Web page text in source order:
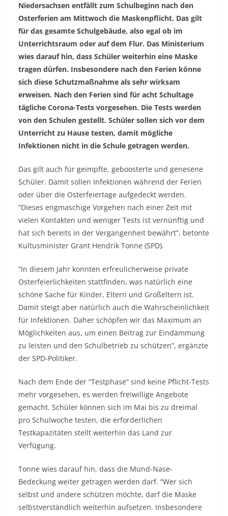
Niedersachsen entfällt zum Schulbeginn nach den
Osterferien am Mittwoch die Maskenpflicht. Das gilt
für das gesamte Schulgebäude, also egal ob im
Unterrichtsraum oder auf dem Flur. Das Ministerium
wies darauf hin, dass Schüler weiterhin eine Maske
tragen dürfen. Insbesondere nach den Ferien könne
sich diese Schutzmaßnahme als sehr wirksam
erweisen. Nach den Ferien sind für acht Schultage
tägliche Corona-Tests vorgesehen. Die Tests werden
von den Schulen gestellt. Schüler sollen sich vor dem
Unterricht zu Hause testen, damit mögliche
Infektionen nicht in die Schule getragen werden.
Das gilt auch für geimpfte, geboosterte und genesene
Schüler. Damit sollen Infektionen während der Ferien
oder über die Osterfeiertage aufgedeckt werden.
“Dieses engmaschige Vorgehen nach einer Zeit mit
vielen Kontakten und weniger Tests ist vernünftig und
hat sich bereits in der Vergangenheit bewährt”, betonte
Kultusminister Grant Hendrik Tonne (SPD).
“In diesem Jahr konnten erfreulicherweise private
Osterfeierlichkeiten stattfinden, was natürlich eine
schöne Sache für Kinder, Eltern und Großeltern ist.
Damit steigt aber natürlich auch die Wahrscheinlichkeit
für Infektionen. Daher schöpfen wir das Maximum an
Möglichkeiten aus, um einen Beitrag zur Eindämmung
zu leisten und den Schulbetrieb zu schützen”, ergänzte
der SPD-Politiker.
Nach dem Ende der “Testphase” sind keine Pflicht-Tests
mehr vorgesehen, es werden freiwillige Angebote
gemacht. Schüler können sich im Mai bis zu dreimal
pro Schulwoche testen, die erforderlichen
Testkapazitäten stellt weiterhin das Land zur
Verfügung.
Tonne wies darauf hin, dass die Mund-Nase-
Bedeckung weiter getragen werden darf. “Wer sich
selbst und andere schützen möchte, darf die Maske
selbstverständlich weiterhin aufsetzen. Insbesondere